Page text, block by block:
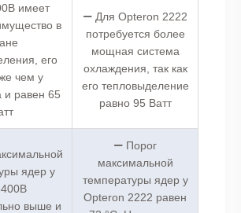
имеет
в
его
чем у
и равен 65
Для Opteron 2222
потребуется более
мощная система
охлаждения, так как
его тепловыделение
равно 95 Ватт
ядер у
выше и
Порог
максимальной
температуры ядер у
Opteron 2222 равен